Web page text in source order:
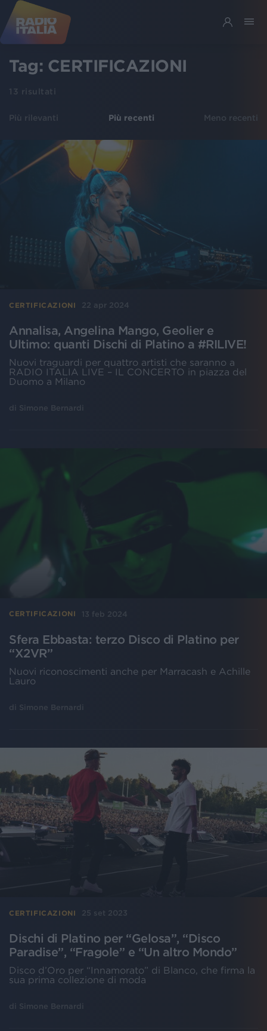
Tag: CERTIFICAZIONI
13 risultati
Più rilevanti Più recenti Meno recenti
CERTIFICAZIONI 22 apr 2024
Annalisa, Angelina Mango, Geolier e
Ultimo: quanti Dischi di Platino a #RILIVE!
Nuovi traguardi per quattro artisti che saranno a
RADIO ITALIA LIVE – IL CONCERTO in piazza del
Duomo a Milano
di Simone Bernardi
CERTIFICAZIONI 13 feb 2024
Sfera Ebbasta: terzo Disco di Platino per
“X2VR”
Nuovi riconoscimenti anche per Marracash e Achille
Lauro
di Simone Bernardi
CERTIFICAZIONI 25 set 2023
Dischi di Platino per “Gelosa”, “Disco
Paradise”, “Fragole” e “Un altro Mondo”
Disco d’Oro per “Innamorato” di Blanco, che firma la
sua prima collezione di moda
di Simone Bernardi